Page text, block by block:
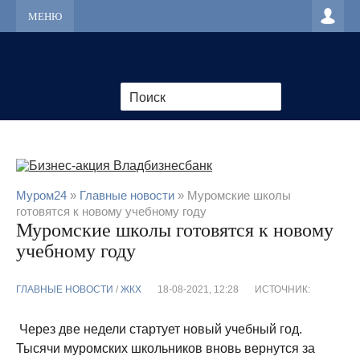
МЕНЮ
Муром24 » Главные новости » Муромские школы
готовятся к новому учебному году
Муромские школы готовятся к новому
учебному году
ГЛАВНЫЕ НОВОСТИ / ЖКХ 18-08-2021, 12:28 ИСТОЧНИК:
Через две недели стартует новый учебный год.
Тысячи муромских школьников вновь вернутся за